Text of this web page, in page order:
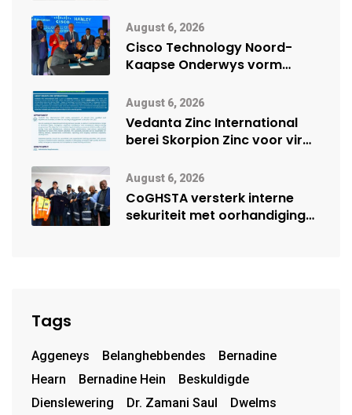
Namibië Mynbou Ekspo
August 6, 2026
Cisco Technology Noord-
Kaapse Onderwys vorm
vennootskap
August 6, 2026
Vedanta Zinc International
berei Skorpion Zinc voor vir
August 6, 2026
CoGHSTA versterk interne
sekuriteit met oorhandiging
Tags
Aggeneys Belanghebbendes
Bernadine
Hearn
Bernadine Hein
Beskuldigde
Dienslewering
Dr. Zamani Saul
Dwelms